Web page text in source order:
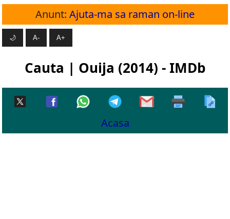
Anunt: Ajuta-ma sa raman on-line
🌙 A- A+
Cauta | Ouija (2014) - IMDb
Acasa